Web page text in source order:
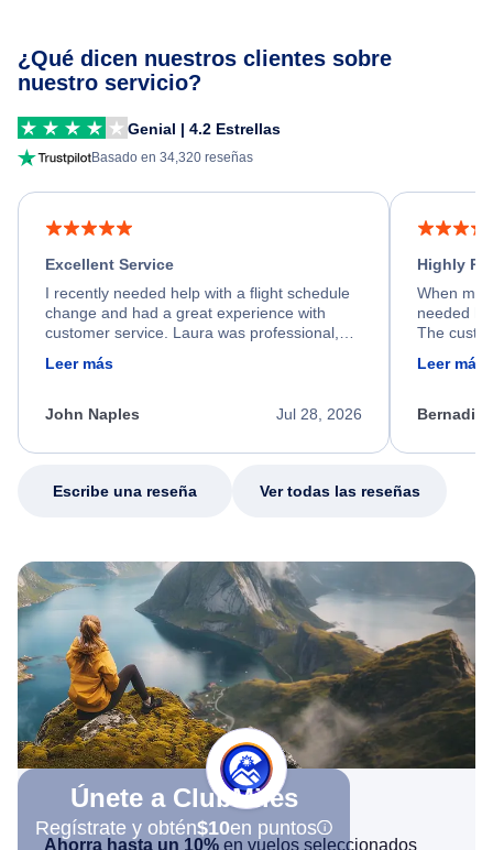
¿Qué dicen nuestros clientes sobre
nuestro servicio?
Genial | 4.2 Estrellas
Basado en 34,320 reseñas
Excellent Service
I recently needed help with a flight schedule
change and had a great experience with
customer service. Laura was professional,
friendly, and very helpful throughout the
process. She quickly found a solution and
appreciate her excellent service.
Leer más
Jul 28, 2026
John Naples
Highly
When my
needed
The
calm,
my issue.
Leer más
Escribe una reseña Ver todas las reseñas
Únete a ClubMiles
Regístrate y obtén$10en puntos
Ahorra hasta un 10% en vuelos seleccionados